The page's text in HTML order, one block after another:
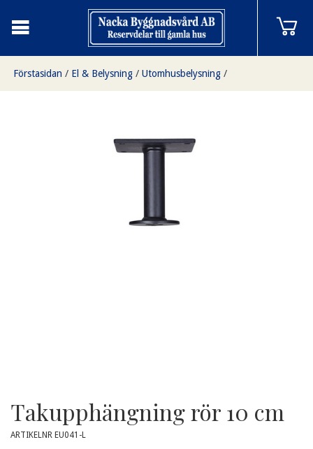
Förstasidan / El & Belysning / Utomhusbelysning /
Takupphängning rör 10 cm
ARTIKELNR EU041-L